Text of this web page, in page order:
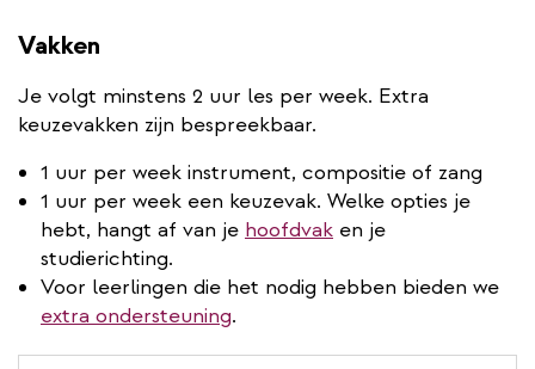
Vakken
Je volgt minstens 2 uur les per week. Extra
keuzevakken zijn bespreekbaar.
1 uur per week instrument, compositie of zang
1 uur per week een keuzevak. Welke opties je
hebt, hangt af van je hoofdvak en je
studierichting.
Voor leerlingen die het nodig hebben bieden we
extra ondersteuning.